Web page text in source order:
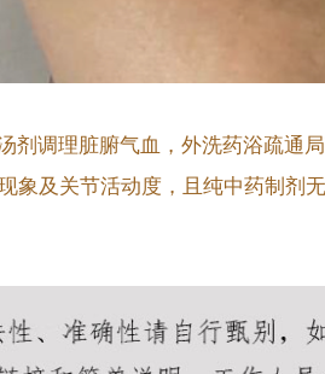
剂调理脏腑气血，外洗药浴疏通局
及关节活动度，且纯中药制剂